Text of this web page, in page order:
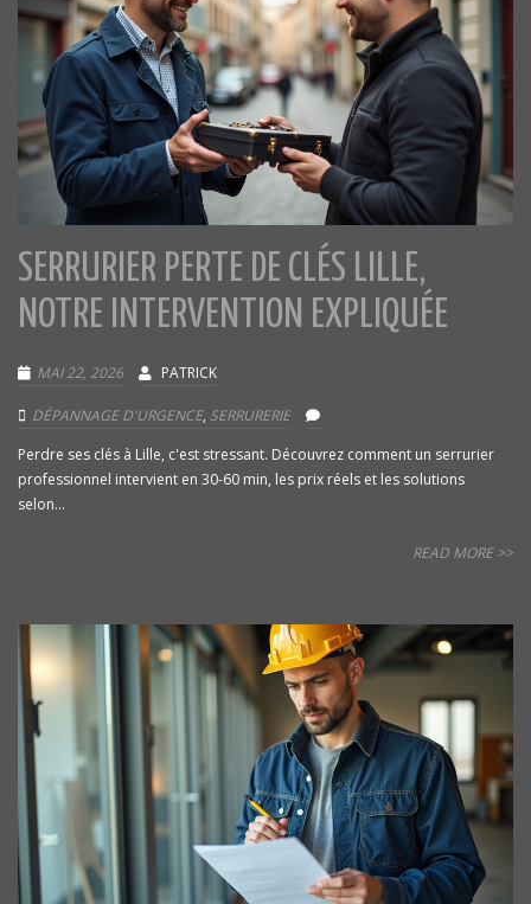
SERRURIER PERTE DE CLÉS LILLE,
NOTRE INTERVENTION EXPLIQUÉE
MAI 22, 2026 PATRICK
DÉPANNAGE D'URGENCE, SERRURERIE
Perdre ses clés à Lille, c'est stressant. Découvrez comment un serrurier
professionnel intervient en 30-60 min, les prix réels et les solutions
selon...
READ MORE >>